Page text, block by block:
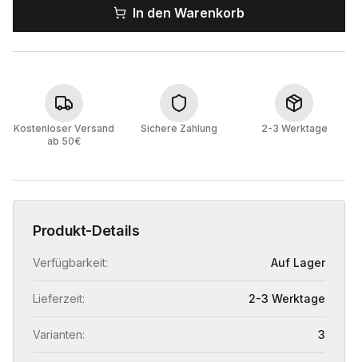
In den Warenkorb
Kostenloser Versand
ab 50€
Sichere Zahlung 2-3 Werktage
Produkt-Details
Verfügbarkeit: Auf Lager
Lieferzeit: 2-3 Werktage
Varianten: 3